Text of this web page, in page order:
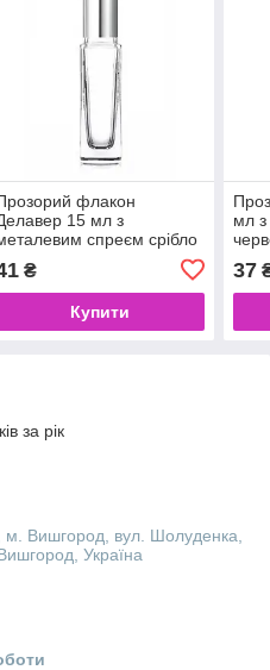
флакон
15 мл з
спреєм срібло
₴
Купити
мл
37
за рік
м. Вишгород, вул. Шолуденка,
Україна